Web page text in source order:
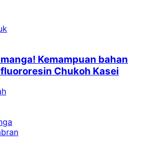
Kemampuan bahan
Chukoh Kasei